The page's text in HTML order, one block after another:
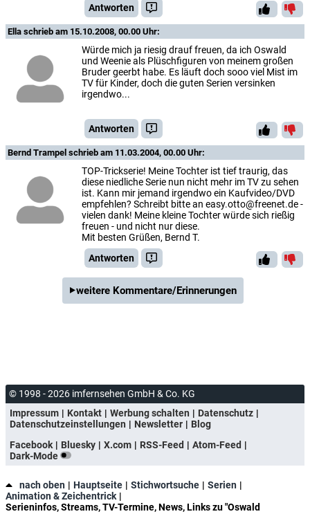
Antworten
Ella schrieb am 15.10.2008, 00.00 Uhr:
Würde mich ja riesig drauf freuen, da ich Oswald
und Weenie als Plüschfiguren von meinem großen
Bruder geerbt habe. Es läuft doch sooo viel Mist im
TV für Kinder, doch die guten Serien versinken
irgendwo...
Antworten
Bernd Trampel schrieb am 11.03.2004, 00.00 Uhr:
TOP-Trickserie! Meine Tochter ist tief traurig, das
diese niedliche Serie nun nicht mehr im TV zu sehen
ist. Kann mir jemand irgendwo ein Kaufvideo/DVD
empfehlen? Schreibt bitte an easy.otto@freenet.de -
vielen dank! Meine kleine Tochter würde sich rießig
freuen - und nicht nur diese.
Mit besten Grüßen, Bernd T.
Antworten
weitere Kommentare/Erinnerungen
© 1998 - 2026 imfernsehen GmbH & Co. KG
Impressum
Kontakt Werbung schalten
Datenschutz
Datenschutzeinstellungen
Newsletter
Blog
Facebook
Bluesky X.com RSS-Feed
Atom-Feed
Dark-Mode
nach oben Hauptseite Stichwortsuche
Serien
Animation & Zeichentrick
Serieninfos, Streams, TV-Termine, News, Links zu "Oswald